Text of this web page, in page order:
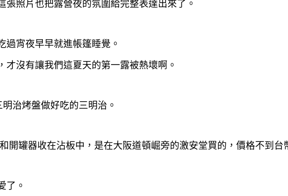
張照片也把露營夜的氛圍給完整表達出來了。
過宵夜早早就進帳篷睡覺。
，才沒有讓我們這夏天的第一露被熱壞啊。
治烤盤做好吃的三明治。
開罐器收在沾板中 ，是在大阪道頓崛旁的激安堂買的 ，價格不到台
了。